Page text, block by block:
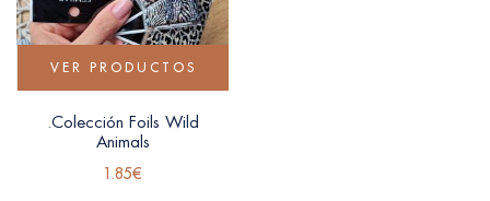
VER PRODUCTOS
.Colección Foils Wild
Animals
1.85€